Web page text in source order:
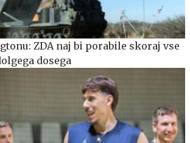
ZDA naj bi porabile skoraj vse
dosega